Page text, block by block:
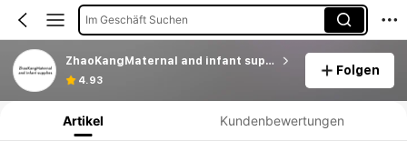
Im Geschäft Suchen
ZhaoKangMaternal and infant supplies
4.93
Folgen
Produktinformation: Preisangabe, Verkaufs- und Lagerbestandsdetails.
Artikel Kundenbewertungen